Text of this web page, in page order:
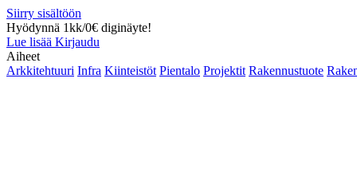
Siirry sisältöön
Hyödynnä 1kk/0€ diginäyte!
Lue lisää Kirjaudu
Aiheet
Arkkitehtuuri Infra Kiinteistöt Pientalo Projektit Rakennustuote